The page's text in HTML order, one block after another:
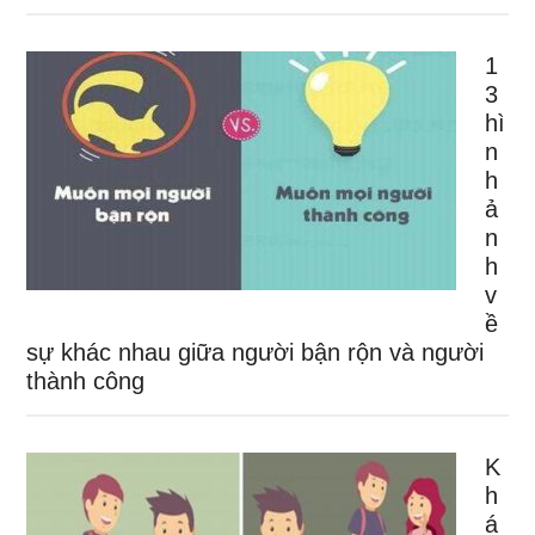
1
3
hì
n
h
ả
n
h
v
ề
sự khác nhau giữa người bận rộn và người
thành công
K
h
á